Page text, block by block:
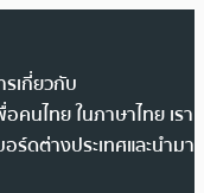
เกี่ยวกับ
คนไทย ในภาษาไทย เรา
ร์ดต่างประเทศและนำมา